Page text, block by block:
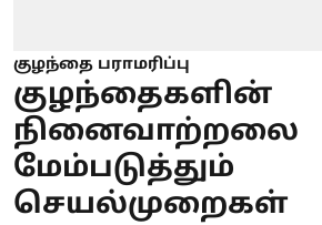
குழந்தை பராமரிப்பு
குழந்தைகளின்
நினைவாற்றலை
மேம்படுத்தும்
செயல்முறைகள்